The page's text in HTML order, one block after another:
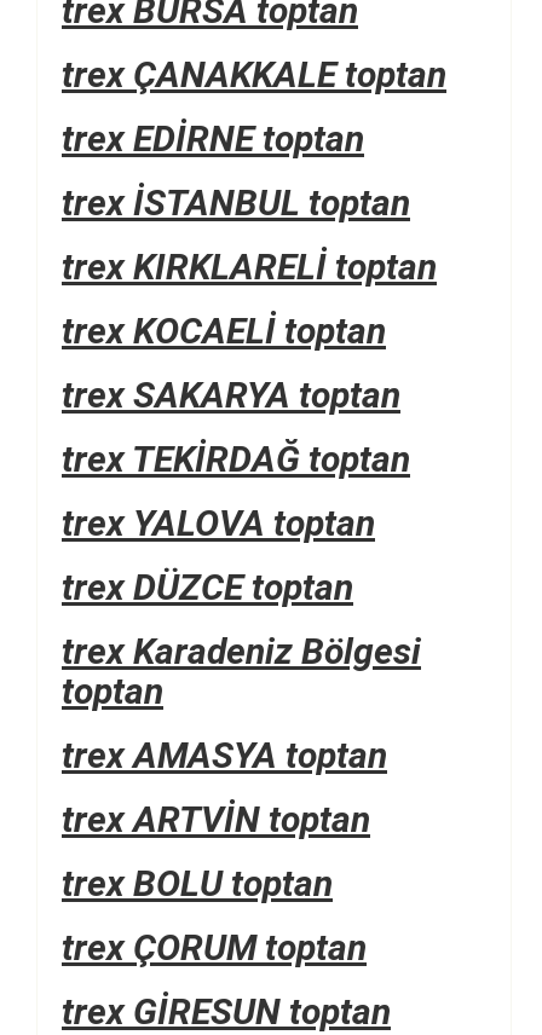
trex BURSA toptan
trex ÇANAKKALE toptan
trex EDİRNE toptan
trex İSTANBUL toptan
trex KIRKLARELİ toptan
trex KOCAELİ toptan
trex SAKARYA toptan
trex TEKİRDAĞ toptan
trex YALOVA toptan
trex DÜZCE toptan
trex Karadeniz Bölgesi
toptan
trex AMASYA toptan
trex ARTVİN toptan
trex BOLU toptan
trex ÇORUM toptan
trex GİRESUN toptan